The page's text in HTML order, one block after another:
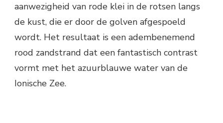
aanwezigheid van rode klei in de rotsen langs
de kust, die er door de golven afgespoeld
wordt. Het resultaat is een adembenemend
rood zandstrand dat een fantastisch contrast
vormt met het azuurblauwe water van de
Ionische Zee.